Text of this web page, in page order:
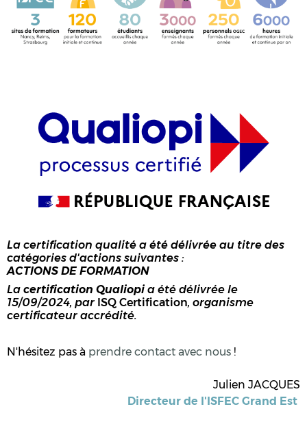
La certification qualité a été délivrée au titre des
catégories d'actions suivantes :
ACTIONS DE FORMATION
La certification Qualiopi a été délivrée le
15/09/2024, par ISQ Certification, organisme
certificateur accrédité.
N'hésitez pas à prendre contact avec nous !
Julien JACQUES
Directeur de l'ISFEC Grand Est